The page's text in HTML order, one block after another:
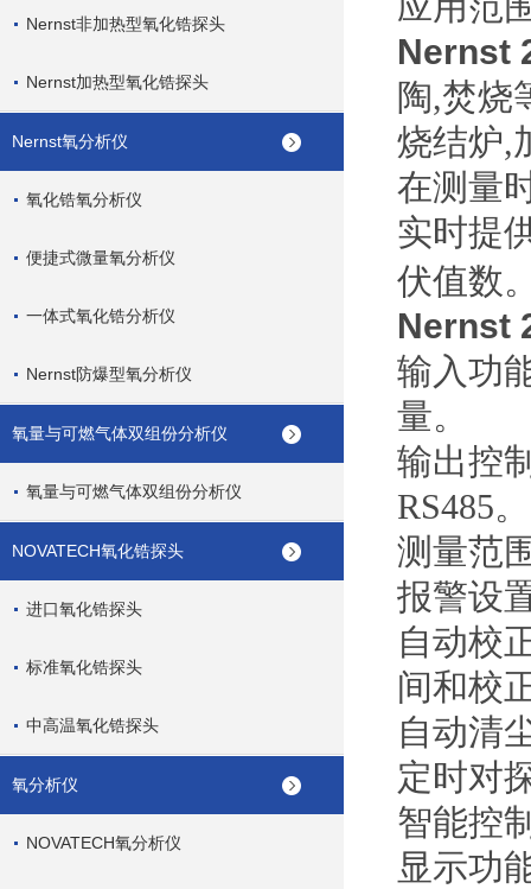
Nernst非加热型氧化锆探头
Nernst加热型氧化锆探头
Nernst氧分析仪
氧化锆氧分析仪
便捷式微量氧分析仪
一体式氧化锆分析仪
Nernst防爆型氧分析仪
氧量与可燃气体双组份分析仪
氧量与可燃气体双组份分析仪
NOVATECH氧化锆探头
进口氧化锆探头
标准氧化锆探头
中高温氧化锆探头
氧分析仪
NOVATECH氧分析仪
Nernst
陶,焚烧
烧结炉,
在测量
实时提
伏值数
Nernst
输入功
量。
输出控
RS485。
测量范
报警设
自动校
间和校
自动清
定时对
智能控
显示功